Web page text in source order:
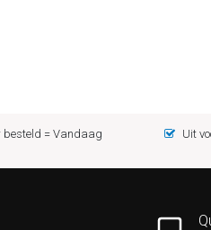
besteld = Vandaag
Uit